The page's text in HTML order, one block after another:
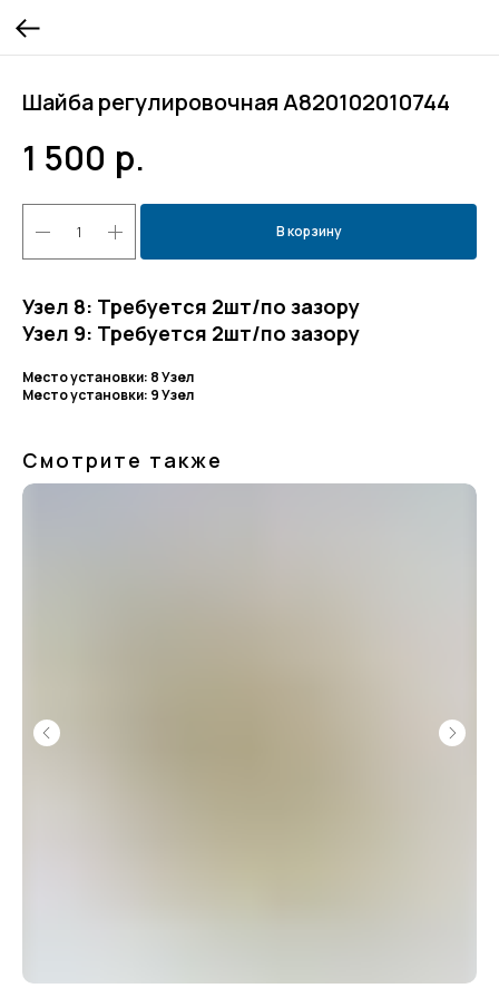
Шайба регулировочная А820102010744
1 500 р.
В корзину
Узел 8: Требуется 2шт/по зазору
Узел 9: Требуется 2шт/по зазору
Место установки: 8 Узел
Место установки: 9 Узел
Смотрите также